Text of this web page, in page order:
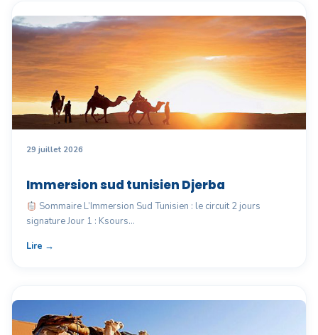
29 juillet 2026
Immersion sud tunisien Djerba
Sommaire L’Immersion Sud Tunisien : le circuit 2 jours
signature Jour 1 : Ksours…
Lire →